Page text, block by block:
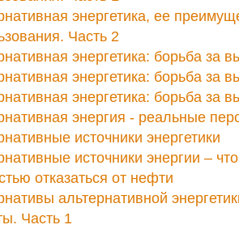
энергетика, ее
Часть 2
энергетика: борьба за
энергетика: борьба за
энергетика: борьба за
энергия - реальные
источники энергетики
источники энергии –
отказаться от нефти
альтернативной
Часть 1